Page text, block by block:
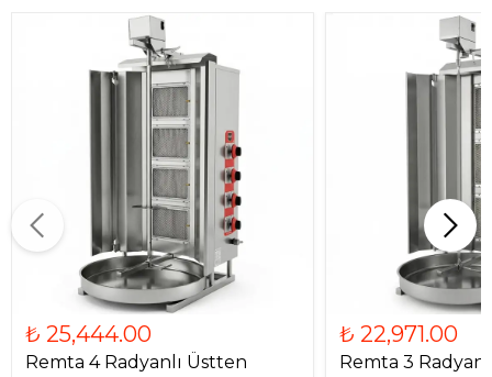
₺ 25,444.00
Remta 4 Radyanlı Üstten
₺ 22,971.00
Remta 3